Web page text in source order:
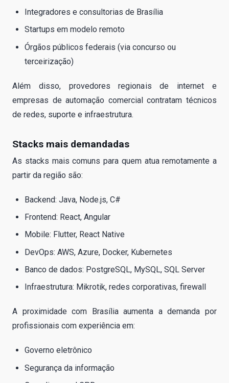
Integradores e consultorias de Brasília
Startups em modelo remoto
Órgãos públicos federais (via concurso ou
terceirização)
Além disso, provedores regionais de internet e
empresas de automação comercial contratam técnicos
de redes, suporte e infraestrutura.
Stacks mais demandadas
As stacks mais comuns para quem atua remotamente a
partir da região são:
Backend: Java, Node.js, C#
Frontend: React, Angular
Mobile: Flutter, React Native
DevOps: AWS, Azure, Docker, Kubernetes
Banco de dados: PostgreSQL, MySQL, SQL Server
Infraestrutura: Mikrotik, redes corporativas, firewall
A proximidade com Brasília aumenta a demanda por
profissionais com experiência em:
Governo eletrônico
Segurança da informação